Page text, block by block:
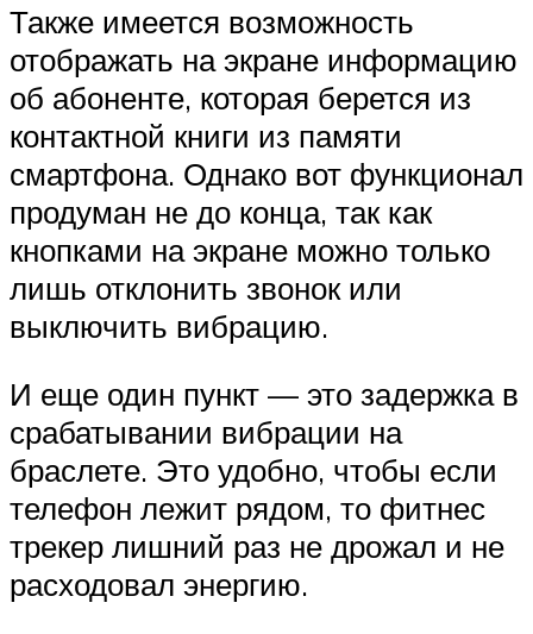
Также имеется возможность
отображать на экране информацию
об абоненте, которая берется из
контактной книги из памяти
смартфона. Однако вот функционал
продуман не до конца, так как
кнопками на экране можно только
лишь отклонить звонок или
выключить вибрацию.
И еще один пункт — это задержка в
срабатывании вибрации на
браслете. Это удобно, чтобы если
телефон лежит рядом, то фитнес
трекер лишний раз не дрожал и не
расходовал энергию.